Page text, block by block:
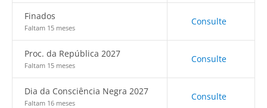
Finados
Faltam 15 meses
Consulte
Proc. da República 2027
Faltam 15 meses
Consulte
Dia da Consciência Negra 2027
Faltam 16 meses
Consulte